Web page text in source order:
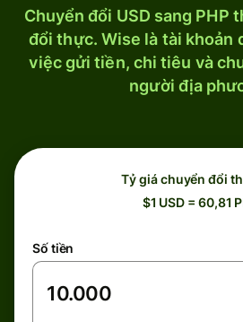
Chuyển đổi USD sang PHP
đổi thực. Wise là tài khoản
việc gửi tiền, chi tiêu và
người địa
Tỷ giá chuyển đổi
$1 USD = 60,81
Số tiền